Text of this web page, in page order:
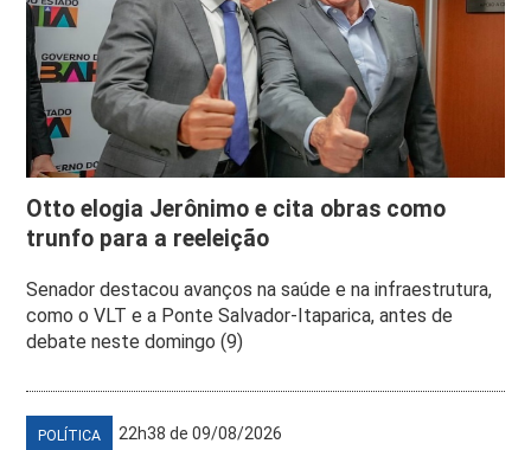
Otto elogia Jerônimo e cita obras como
trunfo para a reeleição
Senador destacou avanços na saúde e na infraestrutura,
como o VLT e a Ponte Salvador-Itaparica, antes de
debate neste domingo (9)
POLÍTICA 22h38 de 09/08/2026